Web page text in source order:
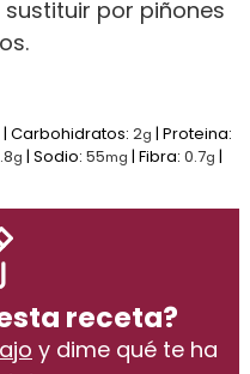
sustituir por piñones
|Carbohidratos:2g |Proteina:
g |Sodio:55mg |Fibra:0.7g |
receta?
y dime qué te ha